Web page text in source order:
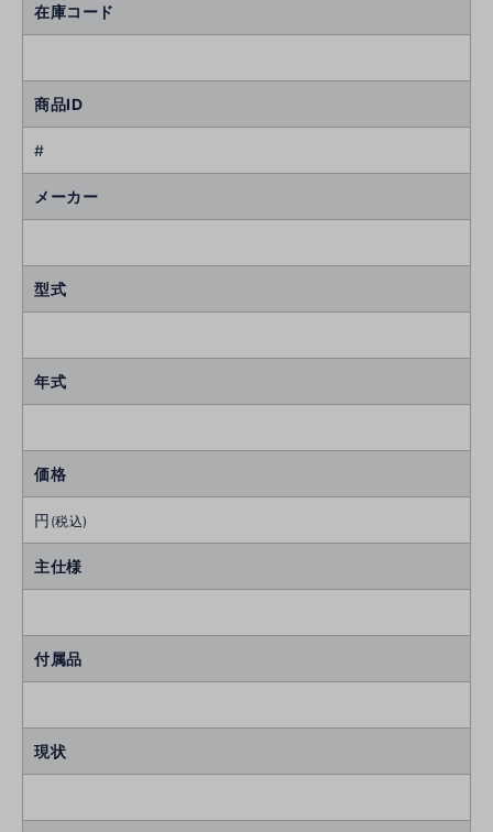
k
在庫コード
商品ID
#
メーカー
型式
年式
価格
円 (税込)
主仕様
付属品
現状